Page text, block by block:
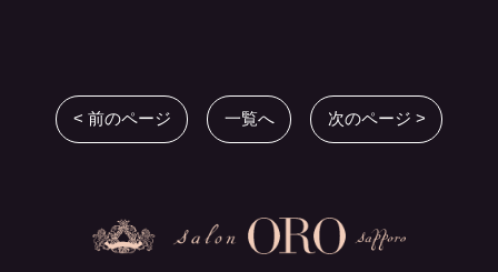
< 前のページ 一覧へ 次のページ >